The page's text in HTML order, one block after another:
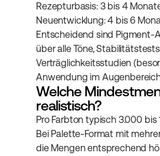
Rezepturbasis: 3 bis 4
Neuentwicklung: 4 bis 6
Entscheidend sind Pigment-
über alle Töne,
Verträglichkeitsstudien
Anwendung im
Welche
realistisch?
Pro Farbton typisch 3.000 bis
Bei Palette-Format mit
die Mengen entsprechend